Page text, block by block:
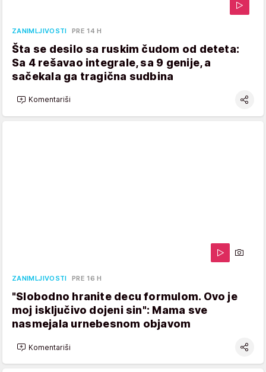
ZANIMLJIVOSTI PRE 14 H
Šta se desilo sa ruskim čudom od deteta:
Sa 4 rešavao integrale, sa 9 genije, a
sačekala ga tragična sudbina
Komentariši
ZANIMLJIVOSTI PRE 16 H
"Slobodno hranite decu formulom. Ovo je
moj isključivo dojeni sin": Mama sve
nasmejala urnebesnom objavom
Komentariši